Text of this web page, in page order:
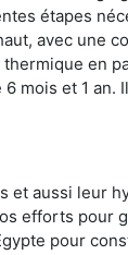
étapes
avec une
en
mois et 1
et aussi leur
efforts pour
pour